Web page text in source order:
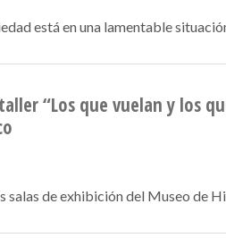
está en una lamentable
“Los que vuelan y los
salas de exhibición del Museo de